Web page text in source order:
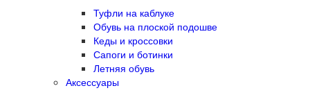
Туфли на каблуке
Обувь на плоской подошве
Кеды и кроссовки
Сапоги и ботинки
Летняя обувь
Аксессуары